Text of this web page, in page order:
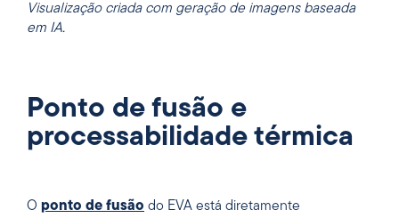
Visualização criada com geração de imagens baseada
em IA.
Ponto de fusão e
processabilidade térmica
O ponto de fusão do EVA está diretamente